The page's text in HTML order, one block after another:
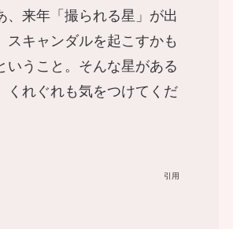
、来年「撮られる星」が出
スキャンダルを起こすかも
いうこと。そんな星がある
くれぐれも気をつけてくだ
引用